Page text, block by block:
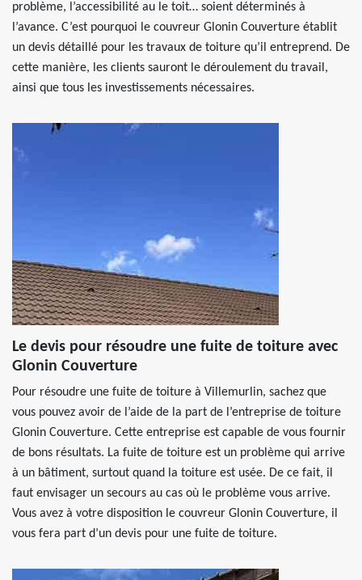
problème, l’accessibilité au le toit… soient déterminés à
l’avance. C’est pourquoi le couvreur Glonin Couverture établit
un devis détaillé pour les travaux de toiture qu’il entreprend. De
cette manière, les clients sauront le déroulement du travail,
ainsi que tous les investissements nécessaires.
Le devis pour résoudre une fuite de toiture avec
Glonin Couverture
Pour résoudre une fuite de toiture à Villemurlin, sachez que
vous pouvez avoir de l’aide de la part de l’entreprise de toiture
Glonin Couverture. Cette entreprise est capable de vous fournir
de bons résultats. La fuite de toiture est un problème qui arrive
à un bâtiment, surtout quand la toiture est usée. De ce fait, il
faut envisager un secours au cas où le problème vous arrive.
Vous avez à votre disposition le couvreur Glonin Couverture, il
vous fera part d’un devis pour une fuite de toiture.